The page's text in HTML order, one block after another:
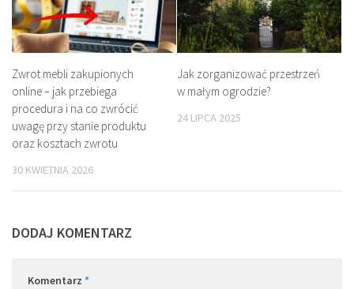
Zwrot mebli zakupionych
online – jak przebiega
procedura i na co zwrócić
uwagę przy stanie produktu
oraz kosztach zwrotu
30 KWIETNIA 2026
Jak zorganizować przestrzeń
w małym ogrodzie?
24 LIPCA 2025
DODAJ KOMENTARZ
Komentarz *